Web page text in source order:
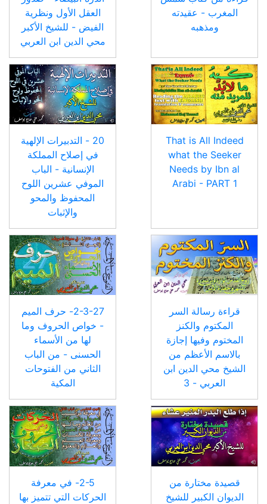
المغرب - عقيدته
ومذهبه
العقل الأول ونظرية
الفيض - للشيخ الأكبر
محي الدين ابن العربي
That is All Indeed
what the Seeker
Needs by Ibn al
Arabi - PART 1
20 - التدبيرات الإلهية
في إصلاح المملكة
الإنسانية - الباب
الموفي عشرين اللوح
المحفوظ والمحو
والإثبات
قراءة رسالة السر
المكتوم والكنز
المختوم وفيها إجازة
بالاسم الأعظم من
الشيخ محي الدين ابن
العربي - 3
2-3-27- حرف الميم
- خواص الحروف وما
لها من الأسماء
الحسنى - من الباب
الثاني من الفتوحات
المكية
قصيدة مختارة من
الديوان الكبير للشيخ
2-5- في معرفة
الحركات التي تتميز بها